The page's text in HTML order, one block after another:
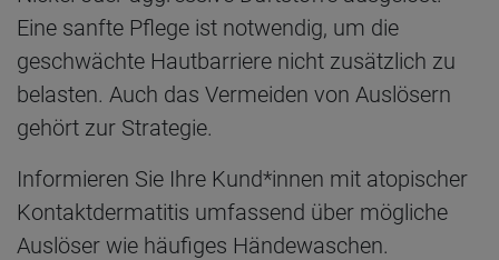
Eine sanfte Pflege ist notwendig, um die
geschwächte Hautbarriere nicht zusätzlich zu
belasten. Auch das Vermeiden von Auslösern
gehört zur Strategie.
Informieren Sie Ihre Kund*innen mit atopischer
Kontaktdermatitis umfassend über mögliche
Auslöser wie häufiges Händewaschen.